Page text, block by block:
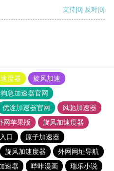
支持[0] 反对[0]
度器
旋风加速
狗急加速器官网
优途加速器官网
风驰加速器
网苹果版
旋风加速度器
口
原子加速器
旋风加速度器
外网网址导航
速器 哔咔漫画
瑞乐小说